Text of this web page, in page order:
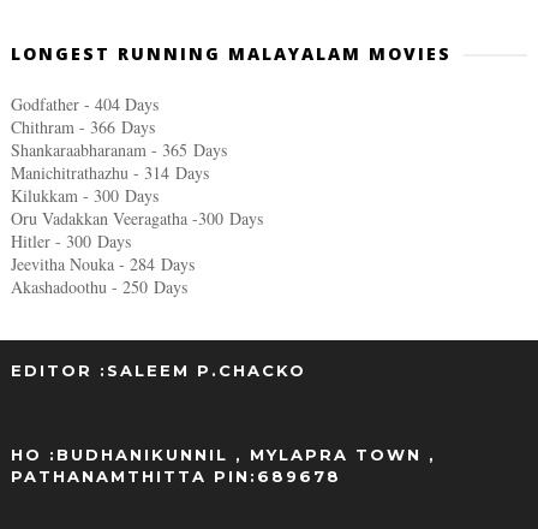
LONGEST RUNNING MALAYALAM MOVIES
Godfather - 404 Days
Chithram - 366 Days
Shankaraabharanam - 365 Days
Manichitrathazhu - 314 Days
Kilukkam - 300 Days
Oru Vadakkan Veeragatha -300 Days
Hitler - 300 Days
Jeevitha Nouka - 284 Days
Akashadoothu - 250 Days
EDITOR :SALEEM P.CHACKO
HO :BUDHANIKUNNIL , MYLAPRA TOWN ,
PATHANAMTHITTA PIN:689678